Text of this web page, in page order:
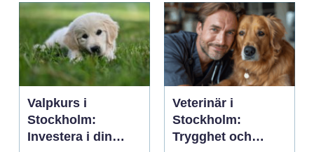
Valpkurs i
Stockholm:
Investera i din
Veterinär i
Stockholm:
Trygghet och